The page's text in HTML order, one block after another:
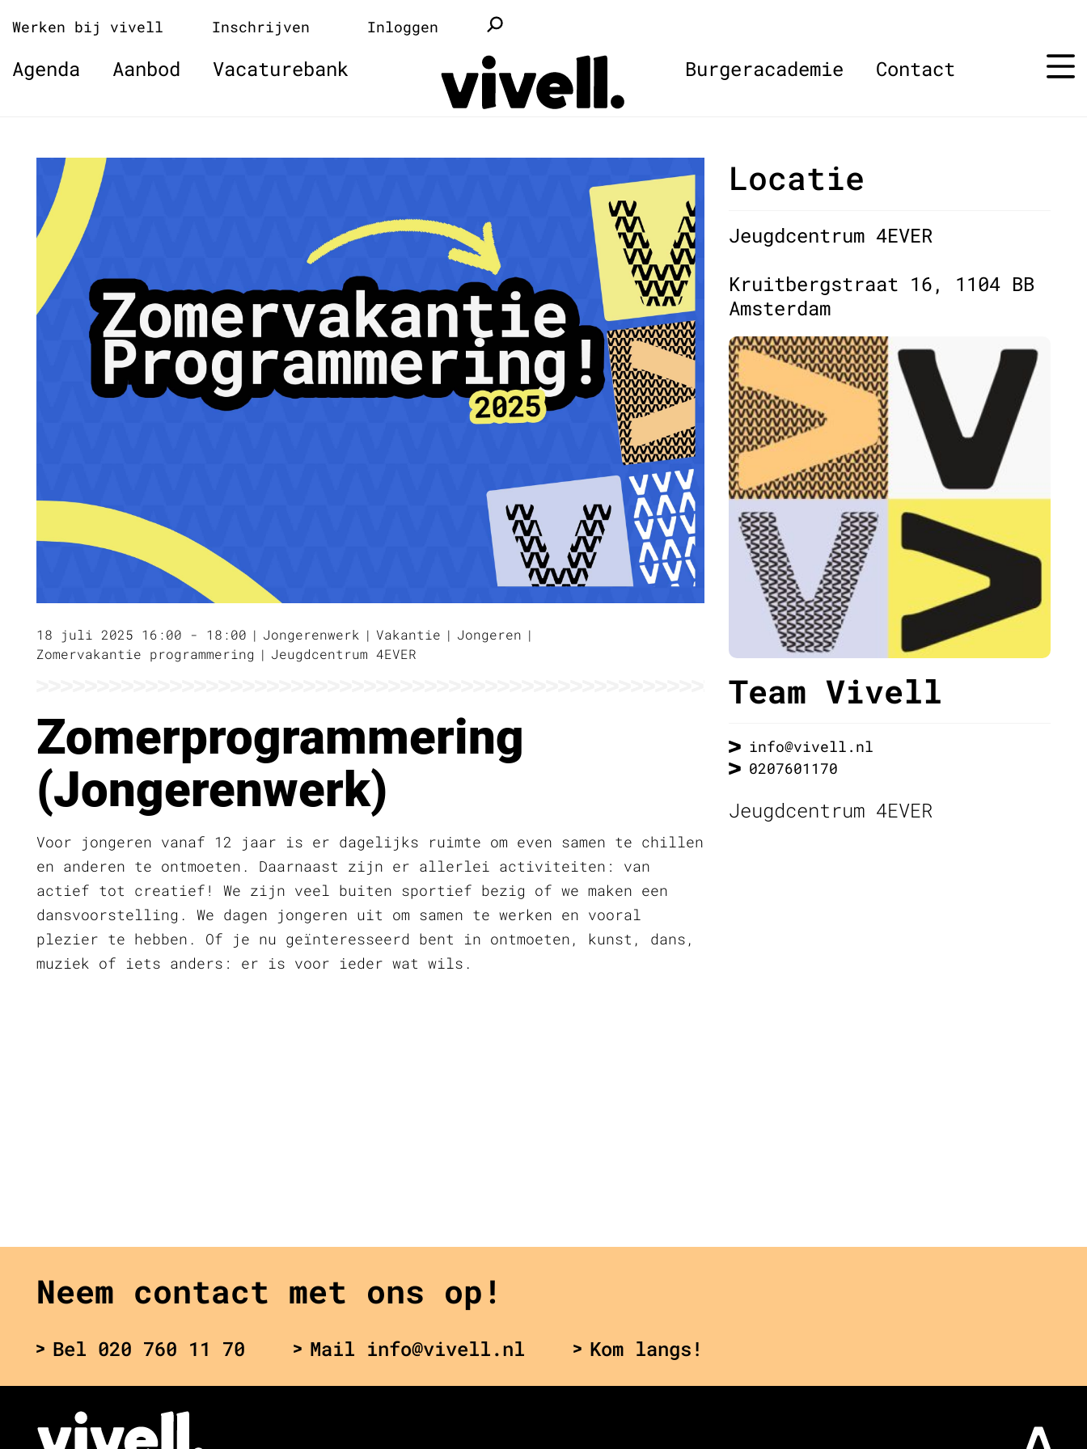
de
springen
Werken bij vivell Inschrijven Inloggen
Agenda Aanbod Vacaturebank Burgeracademie Contact
18 juli 2025 16:00 - 18:00 Jongerenwerk Vakantie
Jongeren
Zomervakantie programmering
Jeugdcentrum 4EVER
Zomerprogrammering
(Jongerenwerk)
Voor jongeren vanaf 12 jaar is er dagelijks ruimte om even samen te chillen
en anderen te ontmoeten. Daarnaast zijn er allerlei activiteiten: van
actief tot creatief! We zijn veel buiten sportief bezig of we maken een
dansvoorstelling. We dagen jongeren uit om samen te werken en vooral
plezier te hebben. Of je nu geïnteresseerd bent in ontmoeten, kunst, dans,
muziek of iets anders: er is voor ieder wat wils.
Locatie
Jeugdcentrum 4EVER
Kruitbergstraat 16, 1104 BB
Amsterdam
Team Vivell
info@vivell.nl
0207601170
Jeugdcentrum 4EVER
Neem contact met ons op!
Bel 020 760 11 70 Mail info@vivell.nl Kom langs!